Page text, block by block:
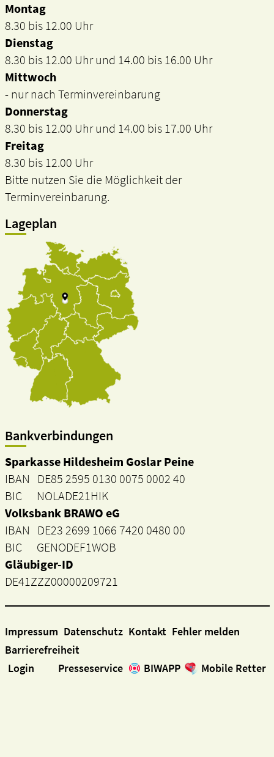
Montag
8.30 bis 12.00 Uhr
Dienstag
8.30 bis 12.00 Uhr und 14.00 bis 16.00 Uhr
Mittwoch
- nur nach Terminvereinbarung
Donnerstag
8.30 bis 12.00 Uhr und 14.00 bis 17.00 Uhr
Freitag
8.30 bis 12.00 Uhr
Bitte nutzen Sie die Möglichkeit der
Terminvereinbarung.
Lageplan
Bankverbindungen
Sparkasse Hildesheim Goslar Peine
IBAN DE85 2595 0130 0075 0002 40
BIC NOLADE21HIK
Volksbank BRAWO eG
IBAN DE23 2699 1066 7420 0480 00
BIC GENODEF1WOB
Gläubiger-ID
DE41ZZZ00000209721
Impressum Datenschutz Kontakt Fehler melden
Barrierefreiheit
Login
Presseservice BIWAPP Mobile Retter